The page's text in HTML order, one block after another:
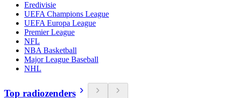
Eredivisie
UEFA Champions League
UEFA Europa League
Premier League
NFL
NBA Basketball
Major League Baseball
NHL
Top radiozenders